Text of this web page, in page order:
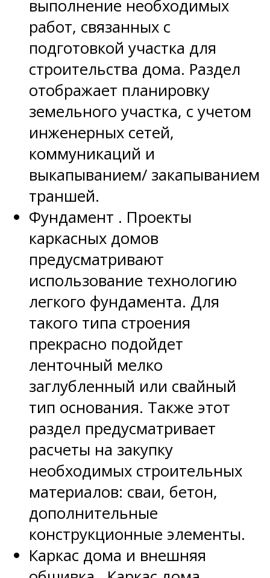
выполнение необходимых
работ, связанных с
подготовкой участка для
строительства дома. Раздел
отображает планировку
земельного участка, с учетом
инженерных сетей,
коммуникаций и
выкапыванием/ закапыванием
траншей.
Фундамент . Проекты
каркасных домов
предусматривают
использование технологию
легкого фундамента. Для
такого типа строения
прекрасно подойдет
ленточный мелко
заглубленный или свайный
тип основания. Также этот
раздел предусматривает
расчеты на закупку
необходимых строительных
материалов: сваи, бетон,
дополнительные
конструкционные элементы.
Каркас дома и внешняя